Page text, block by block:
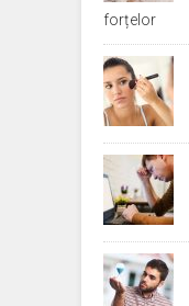
forțelor